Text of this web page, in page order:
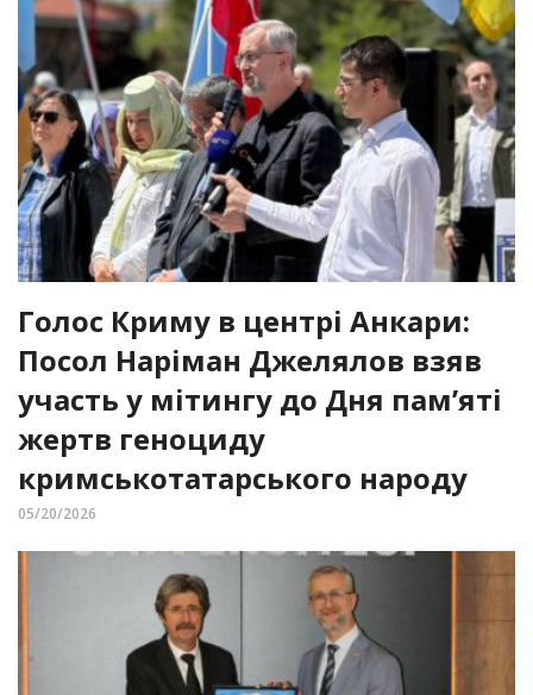
Голос Криму в центрі Анкари:
Посол Наріман Джелялов взяв
участь у мітингу до Дня пам’яті
жертв геноциду
кримськотатарського народу
05/20/2026